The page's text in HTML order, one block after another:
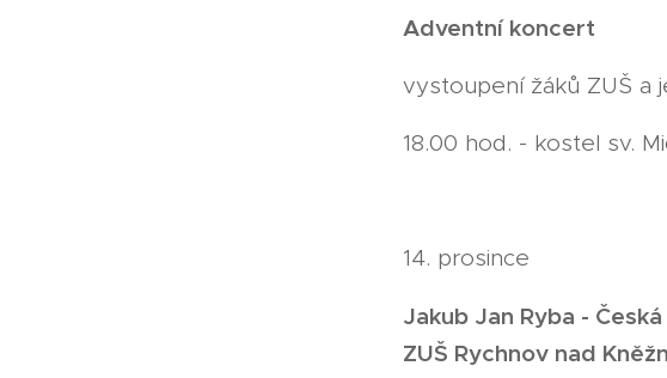
Adventní koncert
vystoupení žáků ZUŠ a
18.00 hod. - kostel sv.
14. prosince
Jakub Jan Ryba -
ZUŠ Rychnov nad